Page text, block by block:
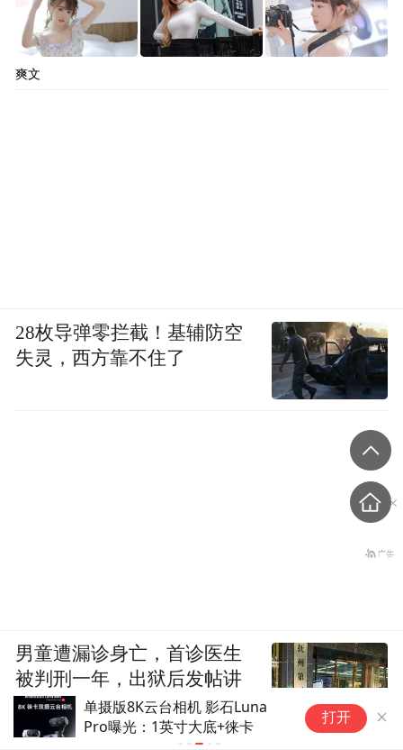
单摄版8K云台相机 影石Luna
Pro曝光：1英寸大底+徕卡
打开
爽文
28枚导弹零拦截！基辅防空
失灵，西方靠不住了
男童遭漏诊身亡，首诊医生
被判刑一年，出狱后发帖讲
述接诊经过